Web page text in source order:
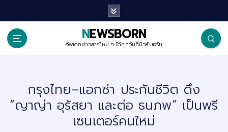
i
NEWSBORN
อัพเดทข่าวสารใหม่ ๆ ได้ทุกวันที่นิวส์บอร์น
กรุงไทย–แอกซ่า ประกันชีวิต ดึง
“ญาญ่า อุรัสยา และต่อ ธนภพ” เป็นพรี
เซนเตอร์คนใหม่